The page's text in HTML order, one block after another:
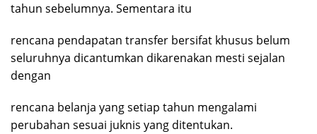
tahun sebelumnya. Sementara itu
rencana pendapatan transfer bersifat khusus belum
seluruhnya dicantumkan dikarenakan mesti sejalan
dengan
rencana belanja yang setiap tahun mengalami
perubahan sesuai juknis yang ditentukan.